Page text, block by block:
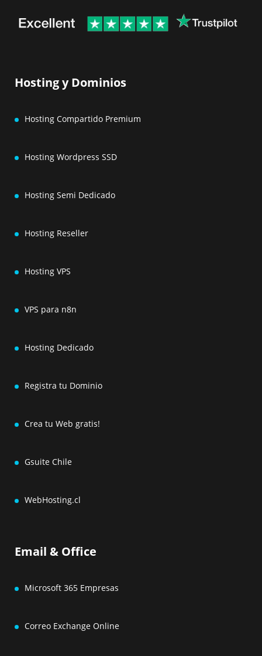
Hosting y Dominios
Hosting Compartido Premium
Hosting Wordpress SSD
Hosting Semi Dedicado
Hosting Reseller
Hosting VPS
VPS para n8n
Hosting Dedicado
Registra tu Dominio
Crea tu Web gratis!
Gsuite Chile
WebHosting.cl
Email & Office
Microsoft 365 Empresas
Correo Exchange Online